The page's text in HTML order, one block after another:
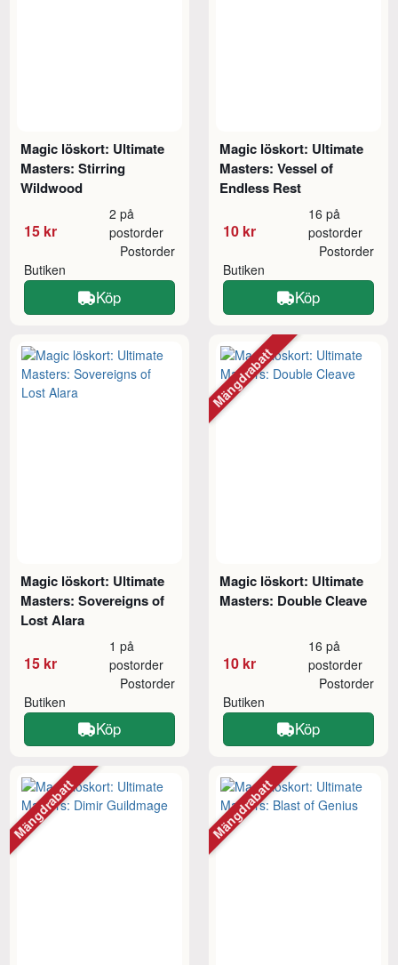
Magic löskort: Ultimate
Masters: Stirring
Wildwood
15 kr
2 på
postorder
Butiken
Postorder
Köp
Magic löskort: Ultimate
Masters: Vessel of
Endless Rest
10 kr
16 på
postorder
Butiken
Postorder
Köp
Magic löskort: Ultimate
Masters: Sovereigns of
Lost Alara
15 kr
1 på
postorder
Butiken
Postorder
Köp
Magic löskort: Ultimate
Masters: Double Cleave
10 kr
16 på
postorder
Butiken
Postorder
Köp
Mängdrabatt
Mängdrabatt Mängdrabatt